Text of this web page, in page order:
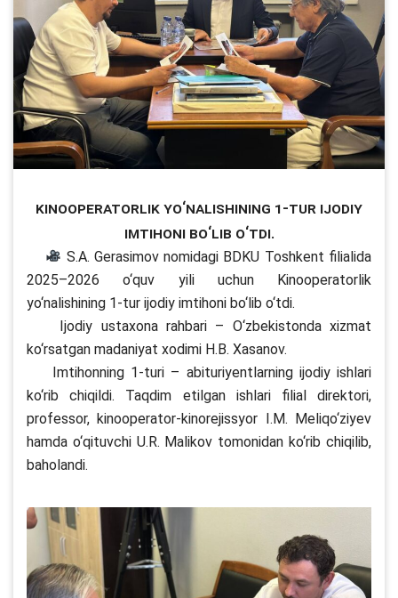
Kinooperatorlik yo‘nalishining 1-tur ijodiy
imtihoni bo‘lib o‘tdi.
S.A. Gerasimov nomidagi BDKU Toshkent filialida
2025–2026 o‘quv yili uchun Kinooperatorlik
yo‘nalishining 1-tur ijodiy imtihoni bo‘lib o‘tdi.
Ijodiy ustaxona rahbari – O‘zbekistonda xizmat
ko‘rsatgan madaniyat xodimi H.B. Xasanov.
Imtihonning 1-turi – abituriyentlarning ijodiy ishlari
ko‘rib chiqildi. Taqdim etilgan ishlari filial direktori,
professor, kinooperator-kinorejissyor I.M. Meliqo‘ziyev
hamda o‘qituvchi U.R. Malikov tomonidan ko‘rib chiqilib,
baholandi.